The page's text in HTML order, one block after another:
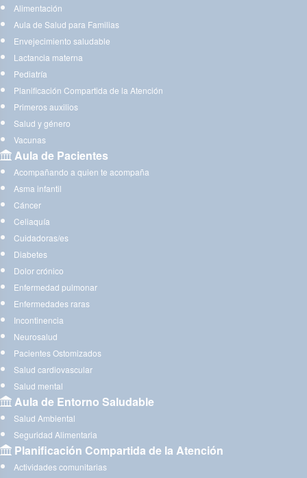
Alimentación
Aula de Salud para Familias
Envejecimiento saludable
Lactancia materna
Pediatría
Planificación Compartida de la Atención
Primeros auxilios
Salud y género
Vacunas
Aula de Pacientes
Acompañando a quien te acompaña
Asma infantil
Cáncer
Celiaquía
Cuidadoras/es
Diabetes
Dolor crónico
Enfermedad pulmonar
Enfermedades raras
Incontinencia
Neurosalud
Pacientes Ostomizados
Salud cardiovascular
Salud mental
Aula de Entorno Saludable
Salud Ambiental
Seguridad Alimentaria
Planificación Compartida de la Atención
Actividades comunitarias